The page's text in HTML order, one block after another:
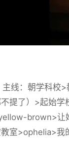
线：朝学科校>
提了）>起始学
brown>让
室>ophelia>我